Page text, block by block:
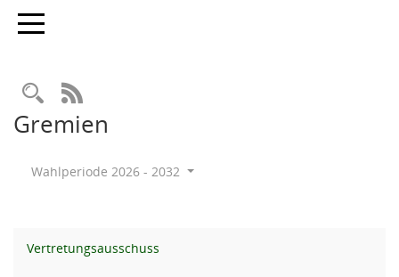
Toggle navigation
Rechercheauswahl
RSS-Feed
Gremien
Wahlperiode 2026 - 2032
Vertretungsausschuss